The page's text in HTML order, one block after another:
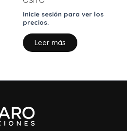
Inicie sesión para ver los
precios.
Leer más